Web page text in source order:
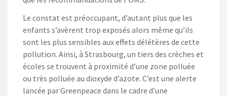
Le constat est préoccupant, d’autant plus que les
enfants s’avèrent trop exposés alors même qu’ils
sont les plus sensibles aux effets délétères de cette
pollution. Ainsi, à Strasbourg, un tiers des crèches et
écoles se trouvent à proximité d’une zone polluée
ou très polluée au dioxyde d’azote. C’est une alerte
lancée par Greenpeace dans le cadre d’une